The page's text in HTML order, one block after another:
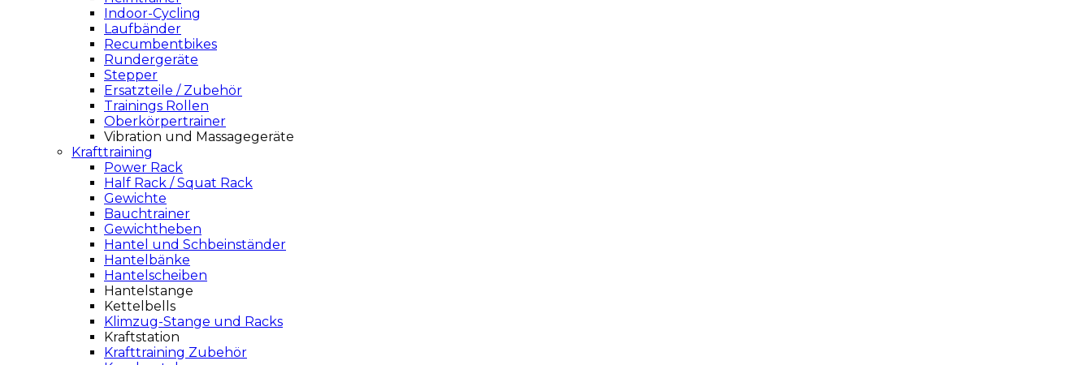
Indoor-Cycling
Laufbänder
Recumbentbikes
Rundergeräte
Stepper
Ersatzteile / Zubehör
Trainings Rollen
Oberkörpertrainer
Vibration und Massagegeräte
Krafttraining
Power Rack
Half Rack / Squat Rack
Gewichte
Bauchtrainer
Gewichtheben
Hantel und Schbeinständer
Hantelbänke
Hantelscheiben
Hantelstange
Kettelbells
Klimzug-Stange und Racks
Kraftstation
Krafttraining Zubehör